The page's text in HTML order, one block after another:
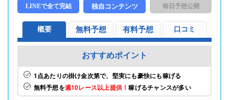
LINEで全て完結 独自コンテンツ 毎日予想公開
概要 無料予想 有料予想 口コミ
おすすめポイント
1点あたりの掛け金次第で、堅実にも豪快にも稼げる
無料予想を週10レース以上提供！稼げるチャンスが多い